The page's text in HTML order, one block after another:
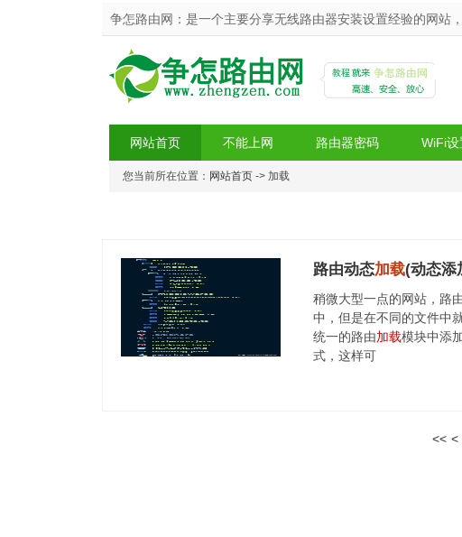
争怎路由网：是一个主要分享无线路由器安装设置经验的网站
争怎路由网
网站首页 不能上网 路由器密码 WiFi设
您当前所在位置： 网站首页-> 加载
路由动态加载(动态添
稍微大型一点的网站，路
中，但是在不同的文件中
统一的路由加载模块中添
式，这样可
<< <